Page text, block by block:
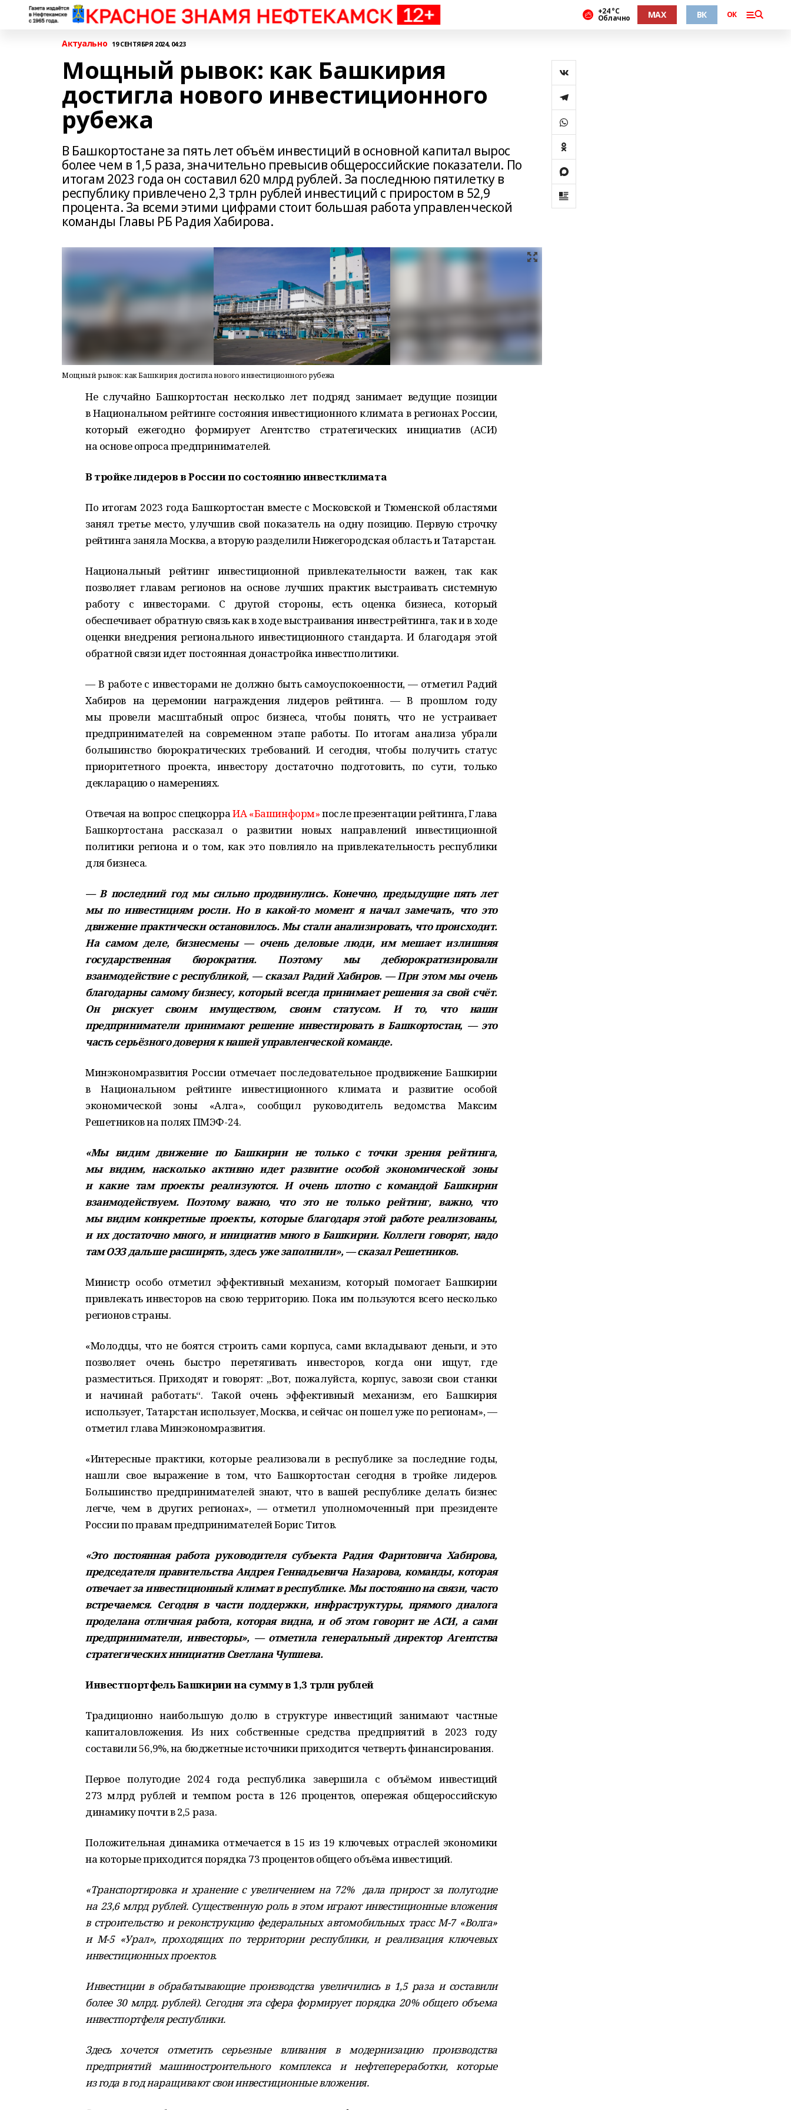
+24 °С
Облачно MAX ВК ОК
Актуально 19 СЕНТЯБРЯ 2024, 04:23
Мощный рывок: как Башкирия
достигла нового инвестиционного
рубежа
В Башкортостане за пять лет объём инвестиций в основной капитал вырос
более чем в 1,5 раза, значительно превысив общероссийские показатели. По
итогам 2023 года он составил 620 млрд рублей. За последнюю пятилетку в
республику привлечено 2,3 трлн рублей инвестиций с приростом в 52,9
процента. За всеми этими цифрами стоит большая работа управленческой
команды Главы РБ Радия Хабирова.
Мощный рывок: как Башкирия достигла нового инвестиционного рубежа
Не случайно Башкортостан несколько лет подряд занимает ведущие позиции
в Национальном рейтинге состояния инвестиционного климата в регионах России,
который ежегодно формирует Агентство стратегических инициатив (АСИ)
на основе опроса предпринимателей.
В тройке лидеров в России по состоянию инвестклимата
По итогам 2023 года Башкортостан вместе с Московской и Тюменской областями
занял третье место, улучшив свой показатель на одну позицию. Первую строчку
рейтинга заняла Москва, а вторую разделили Нижегородская область и Татарстан.
Национальный рейтинг инвестиционной привлекательности важен, так как
позволяет главам регионов на основе лучших практик выстраивать системную
работу с инвесторами. С другой стороны, есть оценка бизнеса, который
обеспечивает обратную связь как в ходе выстраивания инвестрейтинга, так и в ходе
оценки внедрения регионального инвестиционного стандарта. И благодаря этой
обратной связи идет постоянная донастройка инвестполитики.
— В работе с инвесторами не должно быть самоуспокоенности, — отметил Радий
Хабиров на церемонии награждения лидеров рейтинга. — В прошлом году
мы провели масштабный опрос бизнеса, чтобы понять, что не устраивает
предпринимателей на современном этапе работы. По итогам анализа убрали
большинство бюрократических требований. И сегодня, чтобы получить статус
приоритетного проекта, инвестору достаточно подготовить, по сути, только
декларацию о намерениях.
Отвечая на вопрос спецкорраИА «Башинформ»после презентации рейтинга, Глава
Башкортостана рассказал о развитии новых направлений инвестиционной
политики региона и о том, как это повлияло на привлекательность республики
для бизнеса.
— В последний год мы сильно продвинулись. Конечно, предыдущие пять лет
мы по инвестициям росли. Но в какой-то момент я начал замечать, что это
движение практически остановилось. Мы стали анализировать, что происходит.
На самом деле, бизнесмены — очень деловые люди, им мешает излишняя
государственная бюрократия. Поэтому мы дебюрократизировали
взаимодействие с республикой, — сказал Радий Хабиров. — При этом мы очень
благодарны самому бизнесу, который всегда принимает решения за свой счёт.
Он рискует своим имуществом, своим статусом. И то, что наши
предприниматели принимают решение инвестировать в Башкортостан, — это
часть серьёзного доверия к нашей управленческой команде.
Минэкономразвития России отмечает последовательное продвижение Башкирии
в Национальном рейтинге инвестиционного климата и развитие особой
экономической зоны «Алга», сообщил руководитель ведомства Максим
Решетников на полях ПМЭФ-24.
«Мы видим движение по Башкирии не только с точки зрения рейтинга,
мы видим, насколько активно идет развитие особой экономической зоны
и какие там проекты реализуются. И очень плотно с командой Башкирии
взаимодействуем. Поэтому важно, что это не только рейтинг, важно, что
мы видим конкретные проекты, которые благодаря этой работе реализованы,
и их достаточно много, и инициатив много в Башкирии. Коллеги говорят, надо
там ОЭЗ дальше расширять, здесь уже заполнили», — сказал Решетников.
Министр особо отметил эффективный механизм, который помогает Башкирии
привлекать инвесторов на свою территорию. Пока им пользуются всего несколько
регионов страны.
«Молодцы, что не боятся строить сами корпуса, сами вкладывают деньги, и это
позволяет очень быстро перетягивать инвесторов, когда они ищут, где
разместиться. Приходят и говорят: „Вот, пожалуйста, корпус, завози свои станки
и начинай работать“. Такой очень эффективный механизм, его Башкирия
использует, Татарстан использует, Москва, и сейчас он пошел уже по регионам», —
отметил глава Минэкономразвития.
«Интересные практики, которые реализовали в республике за последние годы,
нашли свое выражение в том, что Башкортостан сегодня в тройке лидеров.
Большинство предпринимателей знают, что в вашей республике делать бизнес
легче, чем в других регионах», — отметил уполномоченный при президенте
России по правам предпринимателей Борис Титов.
«Это постоянная работа руководителя субъекта Радия Фаритовича Хабирова,
председателя правительства Андрея Геннадьевича Назарова, команды, которая
отвечает за инвестиционный климат в республике. Мы постоянно на связи, часто
встречаемся. Сегодня в части поддержки, инфраструктуры, прямого диалога
проделана отличная работа, которая видна, и об этом говорит не АСИ, а сами
предприниматели, инвесторы», — отметила генеральный директор Агентства
стратегических инициатив Светлана Чупшева.
Инвестпортфель Башкирии на сумму в 1,3 трлн рублей
Традиционно наибольшую долю в структуре инвестиций занимают частные
капиталовложения. Из них собственные средства предприятий в 2023 году
составили 56,9%, на бюджетные источники приходится четверть финансирования.
Первое полугодие 2024 года республика завершила с объёмом инвестиций
273 млрд рублей и темпом роста в 126 процентов, опережая общероссийскую
динамику почти в 2,5 раза.
Положительная динамика отмечается в 15 из 19 ключевых отраслей экономики
на которые приходится порядка 73 процентов общего объёма инвестиций.
«Транспортировка и хранение с увеличением на 72% дала прирост за полугодие
на 23,6 млрд рублей. Существенную роль в этом играют инвестиционные вложения
в строительство и реконструкцию федеральных автомобильных трасс М-7 «Волга»
и М-5 «Урал», проходящих по территории республики, и реализация ключевых
инвестиционных проектов.
Инвестиции в обрабатывающие производства увеличились в 1,5 раза и составили
более 30 млрд. рублей). Сегодня эта сфера формирует порядка 20% общего объема
инвестпортфеля республики.
Здесь хочется отметить серьезные вливания в модернизацию производства
предприятий машиностроительного комплекса и нефтепереработки, которые
из года в год наращивают свои инвестиционные вложения.